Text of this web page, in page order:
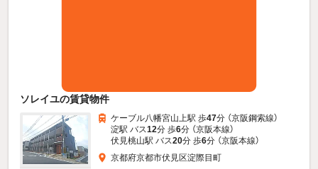
ソレイユの賃貸物件
ケーブル八幡宮山上駅 歩47分 （京阪鋼索線）
淀駅 バス12分 歩6分 （京阪本線）
伏見桃山駅 バス20分 歩6分 （京阪本線）
京都府京都市伏見区淀際目町